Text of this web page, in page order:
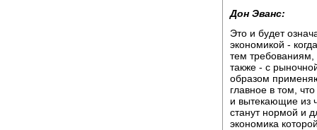
Дон Эванс:
Это и будет
экономикой -
тем требованиям,
также - с
образом
главное в том,
и вытекающие из
станут нормой и
экономика